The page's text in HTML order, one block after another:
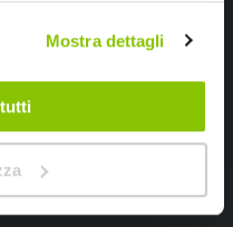
Mostra dettagli